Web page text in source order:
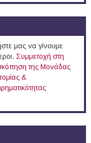
μας να γίνουμε
Συμμετοχή στη
της Μονάδας
&